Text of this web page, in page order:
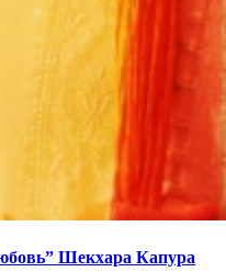
Шекхара Капура